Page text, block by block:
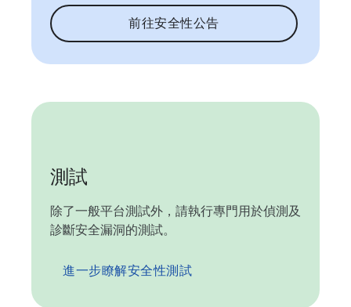
前往安全性公告
測試
除了一般平台測試外，請執行專門用於偵測及
診斷安全漏洞的測試。
進一步瞭解安全性測試